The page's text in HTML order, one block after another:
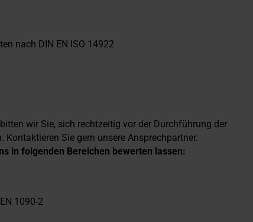
nach DIN EN ISO 14922
wir Sie, sich rechtzeitig vor der Durchführung der
Sie gern unsere Ansprechpartner.
in folgenden Bereichen bewerten lassen:
1090-2